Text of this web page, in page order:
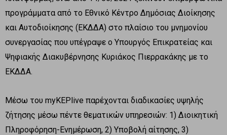
προγράμματα από το Εθνικό Κέντρο Δημόσιας Διοίκησης
και Αυτοδιοίκησης (ΕΚΔΔΑ) στο πλαίσιο του μνημονίου
συνεργασίας που υπέγραψε ο Υπουργός Επικρατείας και
Ψηφιακής Διακυβέρνησης Κυριάκος Πιερρακάκης με το
ΕΚΔΔΑ.
Μέσω του myKEPlive παρέχονται διαδικασίες υψηλής
ζήτησης μέσω πέντε θεματικών υπηρεσιών: 1) Διοικητική
Πληροφόρηση-Ενημέρωση, 2) Υποβολή αίτησης, 3)